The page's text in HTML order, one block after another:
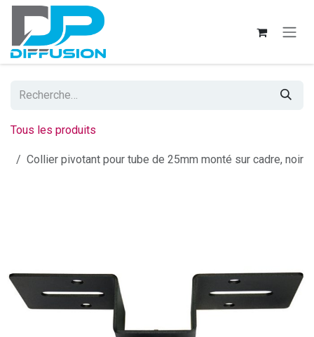
Se rendre au contenu
Tous les produits
Collier pivotant pour tube de 25mm monté sur cadre, noir